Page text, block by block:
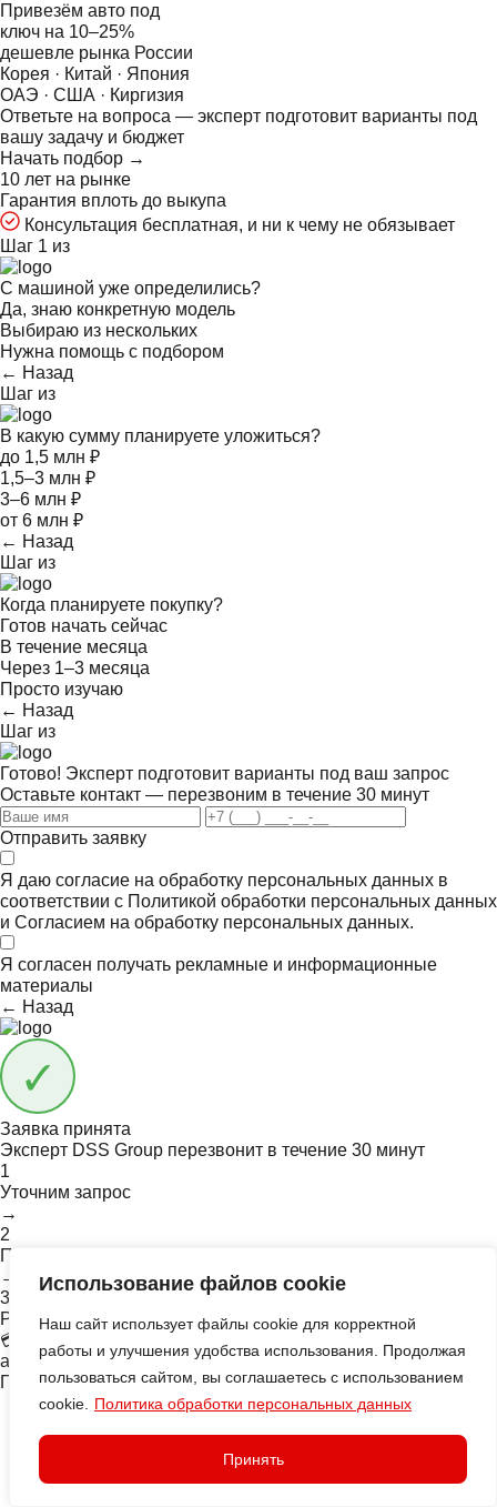
Использование файлов cookie
Наш сайт использует файлы cookie для корректной
работы и улучшения удобства использования. Продолжая
пользоваться сайтом, вы соглашаетесь с использованием
cookie.
Политика обработки персональных данных
Принять
Привезём авто под
ключ на 10–25%
дешевле рынка России
Корея · Китай · Япония
ОАЭ · США · Киргизия
Ответьте на вопроса — эксперт подготовит варианты под
вашу задачу и бюджет
Начать подбор →
10 лет на рынке
Гарантия вплоть до выкупа
Консультация бесплатная, и ни к чему не обязывает
Шаг 1 из
С машиной уже определились?
Да, знаю конкретную модель
Выбираю из нескольких
Нужна помощь с подбором
← Назад
Шаг из
В какую сумму планируете уложиться?
до 1,5 млн ₽
1,5–3 млн ₽
3–6 млн ₽
от 6 млн ₽
← Назад
Шаг из
Когда планируете покупку?
Готов начать сейчас
В течение месяца
Через 1–3 месяца
Просто изучаю
← Назад
Шаг из
Готово! Эксперт подготовит варианты под ваш запрос
Оставьте контакт — перезвоним в течение 30 минут
Отправить заявку
Я даю согласие на обработку персональных данных в
соответствии с Политикой обработки персональных данных
и Согласием на обработку персональных данных.
Я согласен получать рекламные и информационные
материалы
← Назад
Заявка принята
Эксперт DSS Group перезвонит в течение 30 минут
1
Уточним запрос
→
2
Подберём авто и рынок
→
3
Рассчитаем под ключ
💳 Напомним — доступен кредит под инвойс, до прихода
авто
Подписывайтесь на наш Telegram-канал